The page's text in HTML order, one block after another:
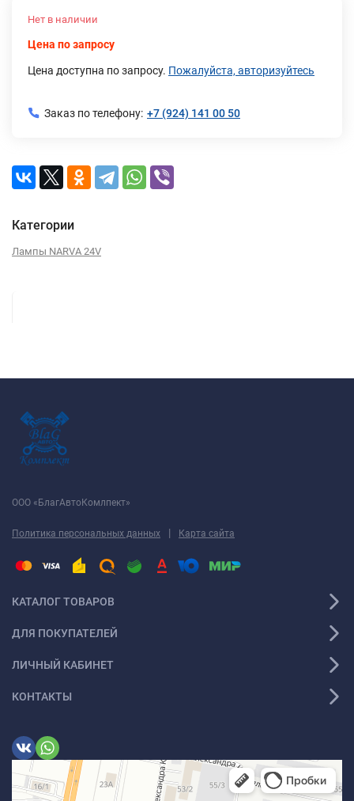
Нет в наличии
Цена по запросу
Цена доступна по запросу. Пожалуйста, авторизуйтесь
Заказ по телефону: +7 (924) 141 00 50
Категории
Лампы NARVA 24V
ООО «БлагАвтоКомлпект»
Политика персональных данных | Карта сайта
КАТАЛОГ ТОВАРОВ
ДЛЯ ПОКУПАТЕЛЕЙ
ЛИЧНЫЙ КАБИНЕТ
КОНТАКТЫ